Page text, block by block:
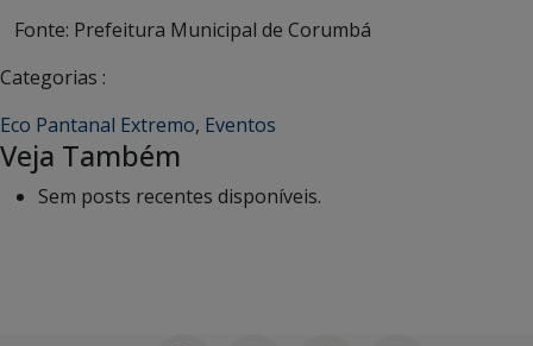
Fonte: Prefeitura Municipal de Corumbá
Categorias :
Eco Pantanal Extremo, Eventos
Veja Também
Sem posts recentes disponíveis.